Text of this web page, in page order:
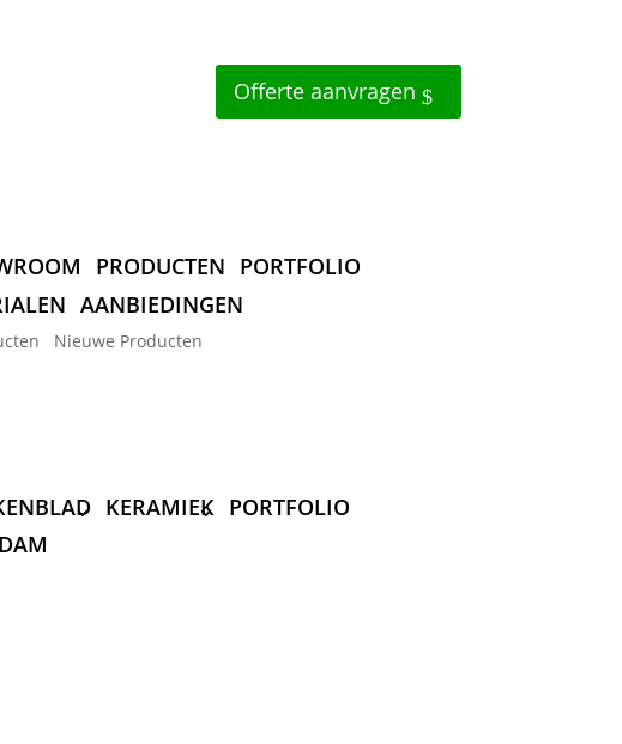
Offerte aanvragen
PRODUCTEN PORTFOLIO
AANBIEDINGEN
Nieuwe Producten
KERAMIEK PORTFOLIO